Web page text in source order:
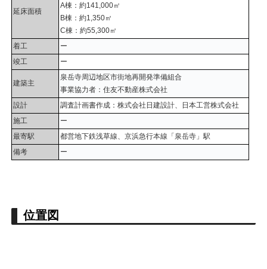
延床面積
A棟：約141,000㎡
B棟：約1,350㎡
C棟：約55,300㎡
着工
ー
竣工
ー
建築主
泉岳寺周辺地区市街地再開発準備組合
事業協力者：住友不動産株式会社
設計
調査計画書作成：株式会社日建設計、日本工営株式会社
施工
ー
最寄駅
都営地下鉄浅草線、京浜急行本線「泉岳寺」駅
備考
ー
位置図